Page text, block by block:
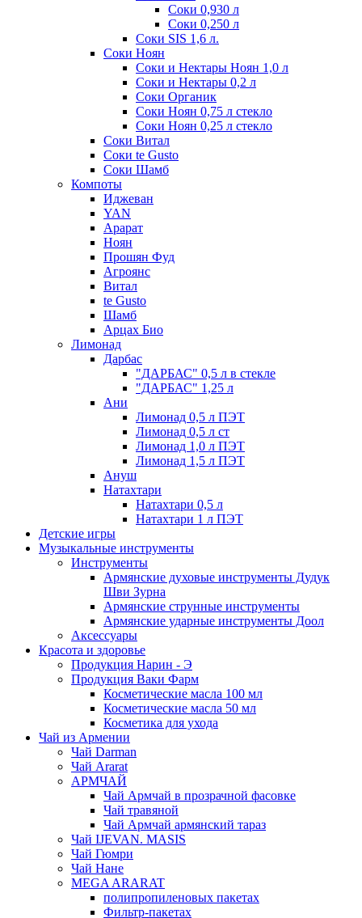
Соки 0,930 л
Соки 0,250 л
Соки SIS 1,6 л.
Соки Ноян
Соки и Нектары Ноян 1,0 л
Соки и Нектары 0,2 л
Соки Органик
Соки Ноян 0,75 л стекло
Соки Ноян 0,25 л стекло
Соки Витал
Соки te Gusto
Соки Шамб
Компоты
Иджеван
YAN
Арарат
Ноян
Прошян Фуд
Агроянс
Витал
te Gusto
Шамб
Арцах Био
Лимонад
Дарбас
"ДАРБАС" 0,5 л в стекле
"ДАРБАС" 1,25 л
Ани
Лимонад 0,5 л ПЭТ
Лимонад 0,5 л ст
Лимонад 1,0 л ПЭТ
Лимонад 1,5 л ПЭТ
Ануш
Натахтари
Натахтари 0,5 л
Натахтари 1 л ПЭТ
Детские игры
Музыкальные инструменты
Инструменты
Армянские духовые инструменты Дудук
Шви Зурна
Армянские струнные инструменты
Армянские ударные инструменты Доол
Аксессуары
Красота и здоровье
Продукция Нарин - Э
Продукция Ваки Фарм
Косметические масла 100 мл
Косметические масла 50 мл
Косметика для ухода
Чай из Армении
Чай Darman
Чай Ararat
АРМЧАЙ
Чай Армчай в прозрачной фасовке
Чай травяной
Чай Армчай армянский тараз
Чай IJEVAN. MASIS
Чай Гюмри
Чай Нане
MEGA ARARAT
полипропиленовых пакетах
Фильтр-пакетах